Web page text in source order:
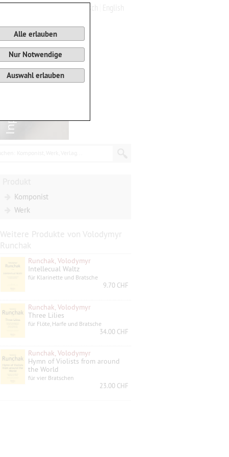
Komponist
Werk
Weitere Produkte von Volodymyr
Runchak
Runchak, Volodymyr
Intellecual Waltz
für Klarinette und Bratsche
9.70 CHF
Runchak, Volodymyr
Three Lilies
für Flöte, Harfe und Bratsche
34.00 CHF
Runchak, Volodymyr
Hymn of Violists from around
the World
für vier Bratschen
23.00 CHF
Alle erlauben
Nur Notwendige
Auswahl erlauben